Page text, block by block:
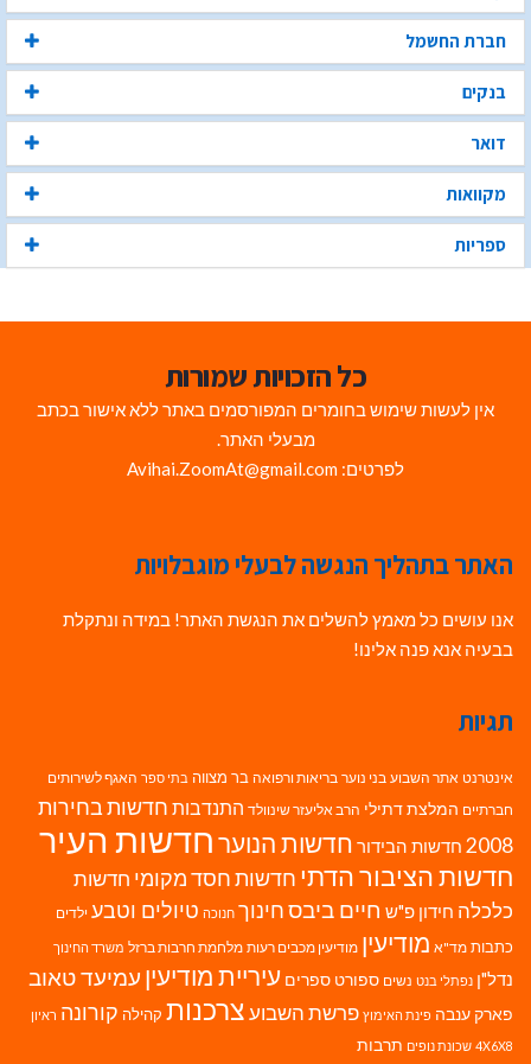
חברת החשמל
בנקים
דואר
מקוואות
ספריות
כל הזכויות שמורות
אין לעשות שימוש בחומרים המפורסמים באתר ללא אישור בכתב
מבעלי האתר.
לפרטים: Avihai.ZoomAt@gmail.com
האתר בתהליך הנגשה לבעלי מוגבלויות
אנו עושים כל מאמץ להשלים את הנגשת האתר! במידה ונתקלת
בבעיה אנא פנה אלינו!
תגיות
אינטרנט אתר השבוע בני נוער בריאות ורפואה בר מצווה בתי ספר האגף לשירותים
חברתיים המלצת דתילי הרב אליעזר שינוולד התנדבות חדשות בחירות
2008 חדשות הבידור חדשות הנוערחדשות העיר
חדשות הציבור הדתי חדשות חסד מקומי חדשות
כלכלה חידון פ"ש חיים ביבסחינוך חנוכה טיולים וטבע ילדים
כתבות מד"א מודיעין מודיעין מכבים רעות מלחמת חרבות ברזל משרד החינוך
נדל"ן נפתלי בנט נשים ספורט ספרים עיריית מודיעין עמיעד טאוב
פארק ענבה פינת האימוץ פרשת השבועצרכנות קהילה קורונה ראיון
4X6X8 שכונת נופים תרבות